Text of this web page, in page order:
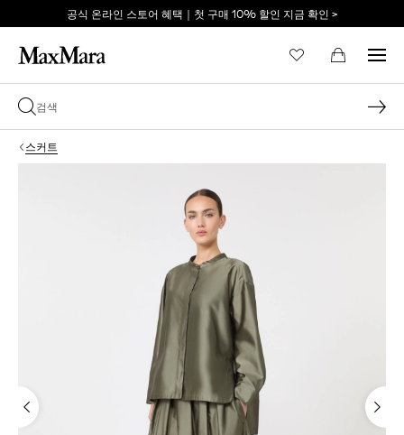
공식 온라인 스토어 혜택｜첫 구매 10% 할인 지금 확인 >
스커트
비밀번호를 잊어버리셨습니까?
로그인
막스마라의 세계로 당신
을 초대합니다